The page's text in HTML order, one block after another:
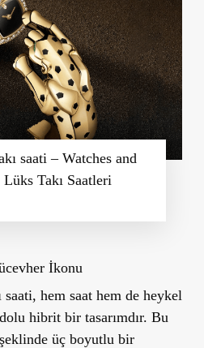
saati – Watches and
Takı Saatleri
İkonu
saati, hem saat hem de heykel
hibrit bir tasarımdır. Bu
şeklinde üç boyutlu bir